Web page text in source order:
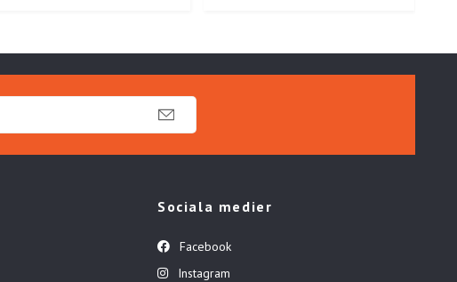
Sociala medier
Facebook
Instagram